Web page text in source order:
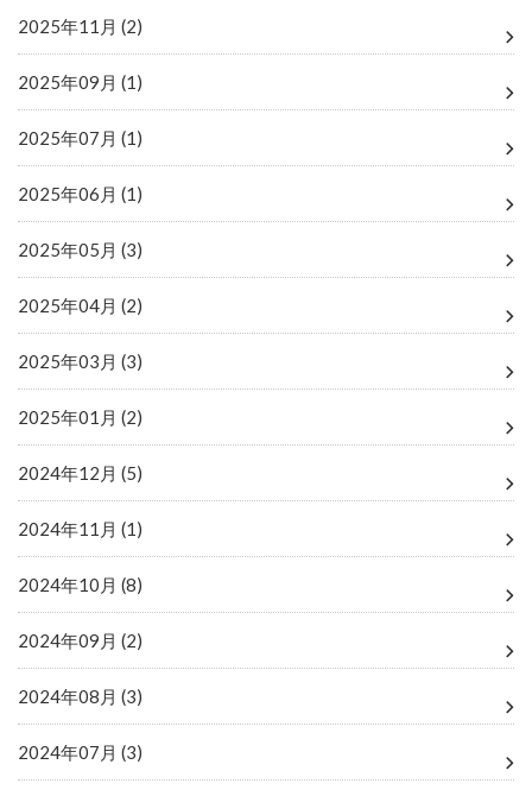
2025年11月 (2)
2025年09月 (1)
2025年07月 (1)
2025年06月 (1)
2025年05月 (3)
2025年04月 (2)
2025年03月 (3)
2025年01月 (2)
2024年12月 (5)
2024年11月 (1)
2024年10月 (8)
2024年09月 (2)
2024年08月 (3)
2024年07月 (3)